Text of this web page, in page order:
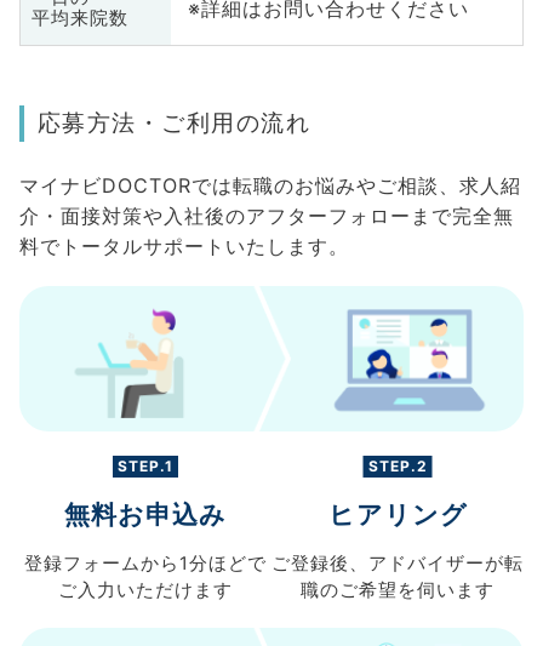
平均来院数
※詳細はお問い合わせください
応募方法・ご利用の流れ
マイナビDOCTORでは転職のお悩みやご相談、求人紹
介・面接対策や入社後のアフターフォローまで完全無
料でトータルサポートいたします。
STEP.1
無料お申込み
登録フォームから 1分ほどで
ご入力 いただけます
STEP.2
ヒアリング
ご登録後、 アドバイザーが転
職のご希望を伺います